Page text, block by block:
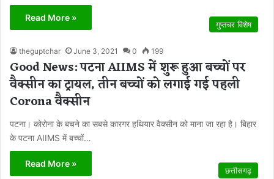
Read More »
गुप्तचर विशेष
theguptchar June 3, 2021 0 199
Good News: पटना AIIMS में शुरू हुआ बच्चों पर
वैक्सीन का ट्रायल, तीन बच्चों को लगाई गई पहली
Corona वैक्सीन
पटना। कोरोना के बचने का सबसे कारगर हथियार वैक्सीन को माना जा रहा है। बिहार
के पटना AIIMS में बच्चों…
Read More »
छत्तीसगढ़